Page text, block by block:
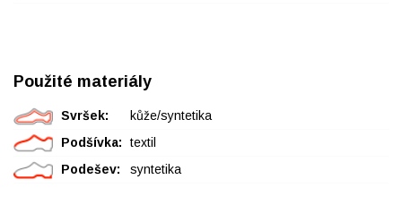
Použité materiály
Svršek:
kůže/syntetika
Podšívka:
textil
Podešev:
syntetika